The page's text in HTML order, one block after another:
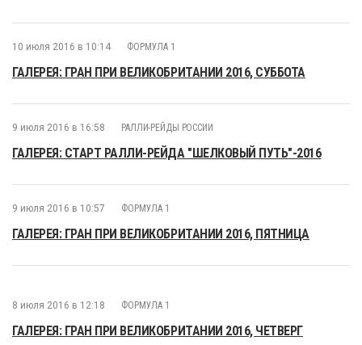
10 июля 2016 в 10:14 ФОРМУЛА 1
ГАЛЕРЕЯ: ГРАН ПРИ ВЕЛИКОБРИТАНИИ 2016, СУББОТА
9 июля 2016 в 16:58 РАЛЛИ-РЕЙДЫ РОССИИ
ГАЛЕРЕЯ: СТАРТ РАЛЛИ-РЕЙДА "ШЕЛКОВЫЙ ПУТЬ"-2016
9 июля 2016 в 10:57 ФОРМУЛА 1
ГАЛЕРЕЯ: ГРАН ПРИ ВЕЛИКОБРИТАНИИ 2016, ПЯТНИЦА
8 июля 2016 в 12:18 ФОРМУЛА 1
ГАЛЕРЕЯ: ГРАН ПРИ ВЕЛИКОБРИТАНИИ 2016, ЧЕТВЕРГ